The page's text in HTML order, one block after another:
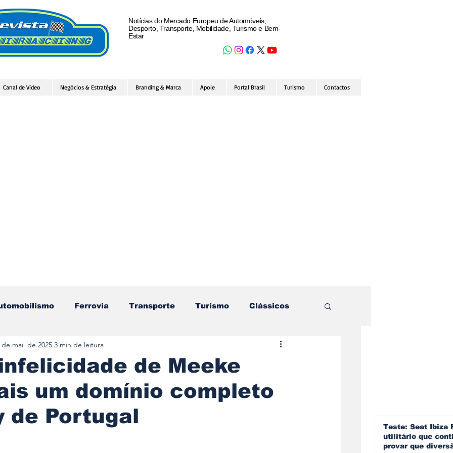
Notícias do Mercado Europeu de Automóveis,
Desporto, Transporte, Mobilidade, Turismo e Bem-
Estar
Canal de Vídeo Negócios & Estratégia Branding & Marca Apoie Portal Brasil Turismo Contactos
Ferrovia Transporte Turismo Clássicos
Motos Autocarros Testes e Comparativos
Gastronomia Videojogos/Tecnologia
Mecânica
de Meeke
um domínio completo
de Portugal
de mai. de 2025 3 min de leitura
5 estrelas.
Teste: Seat Ibiza
utilitário que
provar que